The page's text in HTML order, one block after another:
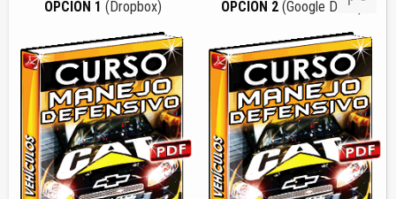
OPCIÓN 1 (Dropbox) OPCIÓN 2 (Google Drive)